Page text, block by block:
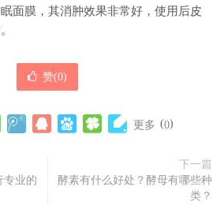
面膜，其消肿效果非常好，使用后皮
赞(0)
更多 (0)
专业的
下一篇
酵素有什么好处？酵母有哪些种
类？